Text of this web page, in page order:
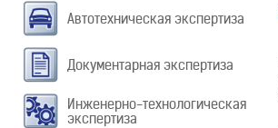
Автотехническая экспертиза
Документарная экспертиза
Инженерно-технологическая
экспертиза